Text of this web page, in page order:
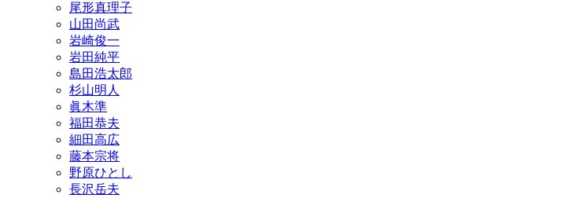
尾形真理子
山田尚武
岩崎俊一
岩田純平
島田浩太郎
杉山明人
眞木準
福田恭夫
細田高広
藤本宗将
野原ひとし
長沢岳夫